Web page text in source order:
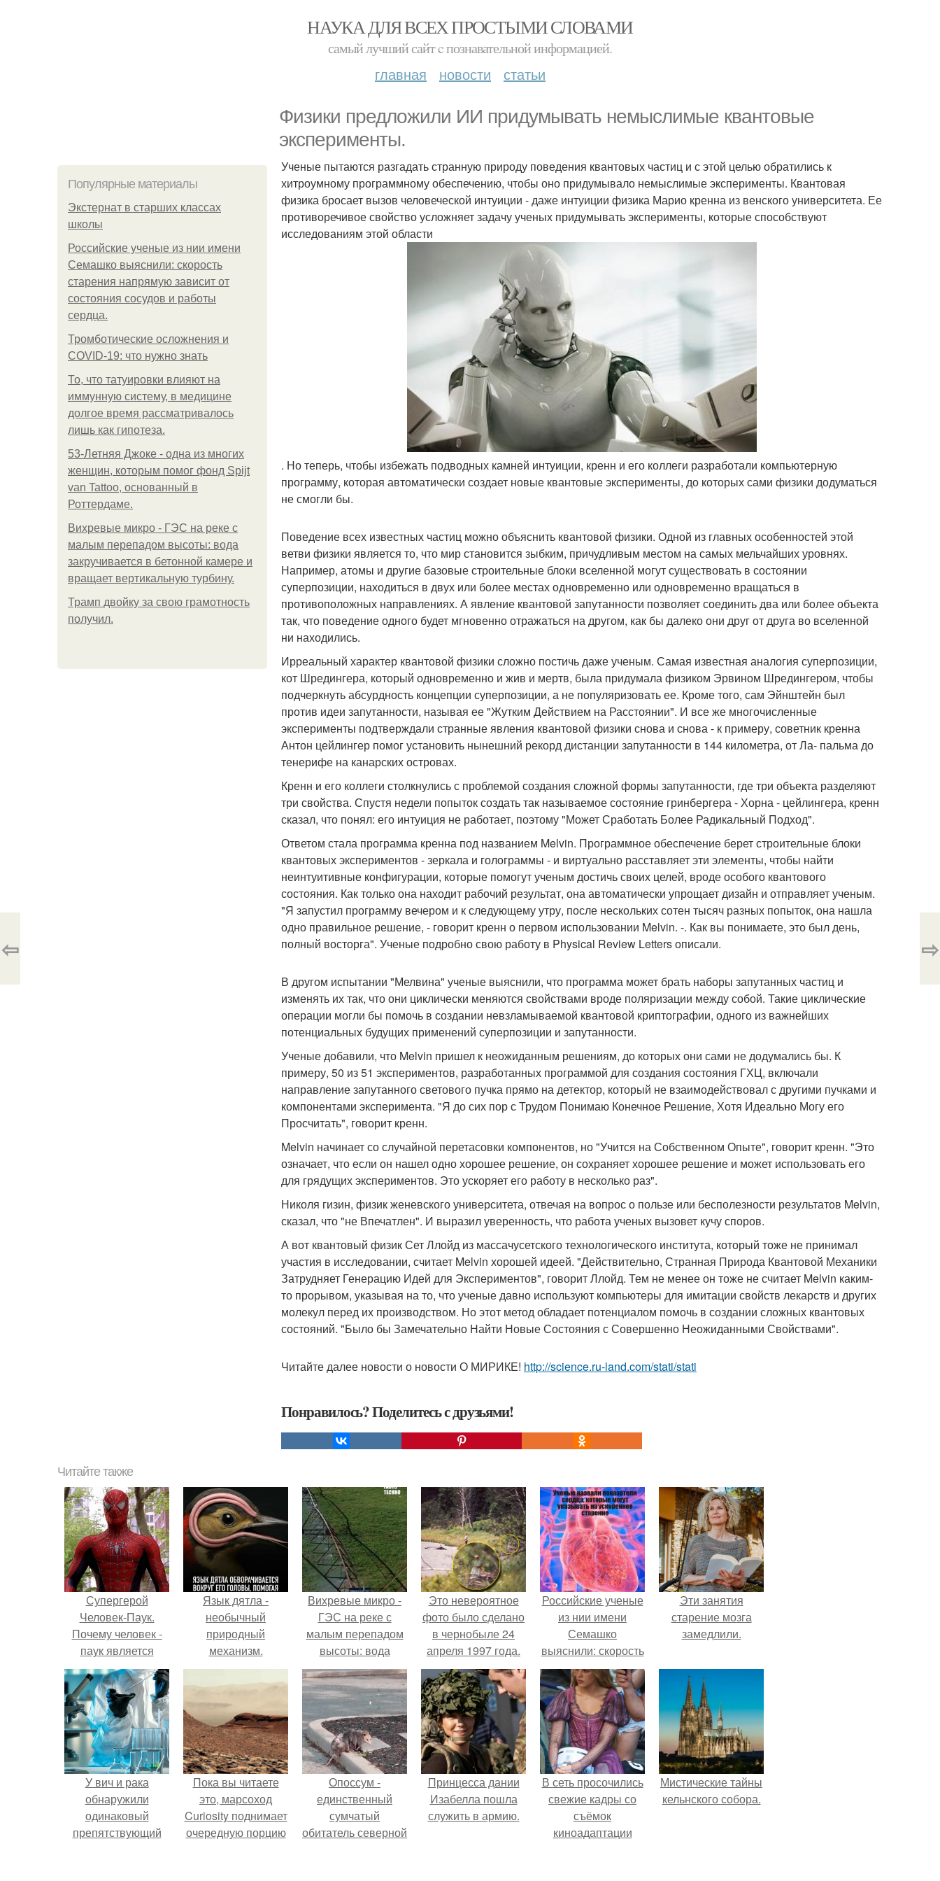
НАУКА ДЛЯ ВСЕХ ПРОСТЫМИ СЛОВАМИ
самый лучший сайт c познавательной информацией.
главная новости статьи
Физики предложили ИИ придумывать немыслимые квантовые
эксперименты.
Популярные материалы
Экстернат в старших классах
школы
Российские ученые из нии имени
Семашко выяснили: скорость
старения напрямую зависит от
состояния сосудов и работы
сердца.
Тромботические осложнения и
COVID-19: что нужно знать
То, что татуировки влияют на
иммунную систему, в медицине
долгое время рассматривалось
лишь как гипотеза.
53-Летняя Джоке - одна из многих
женщин, которым помог фонд Spijt
van Tattoo, основанный в
Роттердаме.
Вихревые микро - ГЭС на реке с
малым перепадом высоты: вода
закручивается в бетонной камере и
вращает вертикальную турбину.
Трамп двойку за свою грамотность
получил.
Ученые пытаются разгадать странную природу поведения квантовых частиц и с этой целью обратились к
хитроумному программному обеспечению, чтобы оно придумывало немыслимые эксперименты. Квантовая
физика бросает вызов человеческой интуиции - даже интуиции физика Марио кренна из венского университета. Ее
противоречивое свойство усложняет задачу ученых придумывать эксперименты, которые способствуют
исследованиям этой области
. Но теперь, чтобы избежать подводных камней интуиции, кренн и его коллеги разработали компьютерную
программу, которая автоматически создает новые квантовые эксперименты, до которых сами физики додуматься
не смогли бы.
Поведение всех известных частиц можно объяснить квантовой физики. Одной из главных особенностей этой
ветви физики является то, что мир становится зыбким, причудливым местом на самых мельчайших уровнях.
Например, атомы и другие базовые строительные блоки вселенной могут существовать в состоянии
суперпозиции, находиться в двух или более местах одновременно или одновременно вращаться в
противоположных направлениях. А явление квантовой запутанности позволяет соединить два или более объекта
так, что поведение одного будет мгновенно отражаться на другом, как бы далеко они друг от друга во вселенной
ни находились.
Ирреальный характер квантовой физики сложно постичь даже ученым. Самая известная аналогия суперпозиции,
кот Шредингера, который одновременно и жив и мертв, была придумала физиком Эрвином Шредингером, чтобы
подчеркнуть абсурдность концепции суперпозиции, а не популяризовать ее. Кроме того, сам Эйнштейн был
против идеи запутанности, называя ее "Жутким Действием на Расстоянии". И все же многочисленные
эксперименты подтверждали странные явления квантовой физики снова и снова - к примеру, советник кренна
Антон цейлингер помог установить нынешний рекорд дистанции запутанности в 144 километра, от Ла- пальма до
тенерифе на канарских островах.
Кренн и его коллеги столкнулись с проблемой создания сложной формы запутанности, где три объекта разделяют
три свойства. Спустя недели попыток создать так называемое состояние гринбергера - Хорна - цейлингера, кренн
сказал, что понял: его интуиция не работает, поэтому "Может Сработать Более Радикальный Подход".
Ответом стала программа кренна под названием Melvin. Программное обеспечение берет строительные блоки
квантовых экспериментов - зеркала и голограммы - и виртуально расставляет эти элементы, чтобы найти
неинтуитивные конфигурации, которые помогут ученым достичь своих целей, вроде особого квантового
состояния. Как только она находит рабочий результат, она автоматически упрощает дизайн и отправляет ученым.
"Я запустил программу вечером и к следующему утру, после нескольких сотен тысяч разных попыток, она нашла
одно правильное решение, - говорит кренн о первом использовании Melvin. -. Как вы понимаете, это был день,
полный восторга". Ученые подробно свою работу в Physical Review Letters описали.
В другом испытании "Мелвина" ученые выяснили, что программа может брать наборы запутанных частиц и
изменять их так, что они циклически меняются свойствами вроде поляризации между собой. Такие циклические
операции могли бы помочь в создании невзламываемой квантовой криптографии, одного из важнейших
потенциальных будущих применений суперпозиции и запутанности.
Ученые добавили, что Melvin пришел к неожиданным решениям, до которых они сами не додумались бы. К
примеру, 50 из 51 экспериментов, разработанных программой для создания состояния ГХЦ, включали
направление запутанного светового пучка прямо на детектор, который не взаимодействовал с другими пучками и
компонентами эксперимента. "Я до сих пор с Трудом Понимаю Конечное Решение, Хотя Идеально Могу его
Просчитать", говорит кренн.
Melvin начинает со случайной перетасовки компонентов, но "Учится на Собственном Опыте", говорит кренн. "Это
означает, что если он нашел одно хорошее решение, он сохраняет хорошее решение и может использовать его
для грядущих экспериментов. Это ускоряет его работу в несколько раз".
Николя гизин, физик женевского университета, отвечая на вопрос о пользе или бесполезности результатов Melvin,
сказал, что "не Впечатлен". И выразил уверенность, что работа ученых вызовет кучу споров.
А вот квантовый физик Сет Ллойд из массачусетского технологического института, который тоже не принимал
участия в исследовании, считает Melvin хорошей идеей. "Действительно, Странная Природа Квантовой Механики
Затрудняет Генерацию Идей для Экспериментов", говорит Ллойд. Тем не менее он тоже не считает Melvin каким-
то прорывом, указывая на то, что ученые давно используют компьютеры для имитации свойств лекарств и других
молекул перед их производством. Но этот метод обладает потенциалом помочь в создании сложных квантовых
состояний. "Было бы Замечательно Найти Новые Состояния с Совершенно Неожиданными Свойствами".
Читайте далее новости о новости О МИРИКЕ! http://science.ru-land.com/stati/stati
Понравилось? Поделитесь с друзьями!
⇦ ⇨
Читайте также
Супергерой
Человек-Паук.
Почему человек -
паук является
одним из
сильнейших
супергероев
вселенной Marvel?
Язык дятла -
необычный
природный
механизм.
Вихревые микро -
ГЭС на реке с
малым перепадом
высоты: вода
закручивается в
бетонной камере и
вращает
вертикальную
турбину.
Это невероятное
фото было сделано
в чернобыле 24
апреля 1997 года.
Российские ученые
из нии имени
Семашко
выяснили: скорость
старения напрямую
зависит от
состояния сосудов
и работы сердца.
Эти занятия
старение мозга
замедлили.
У вич и рака
обнаружили
одинаковый
препятствующий
Пока вы читаете
это, марсоход
Curiosity поднимает
очередную порцию
Опоссум -
единственный
сумчатый
обитатель северной
Принцесса дании
Изабелла пошла
служить в армию.
В сеть просочились
свежие кадры со
съёмок
киноадаптации
Мистические тайны
кельнского собора.